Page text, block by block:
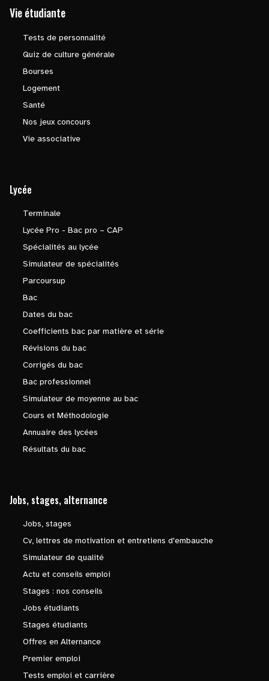
Vie étudiante
Tests de personnalité
Quiz de culture générale
Bourses
Logement
Santé
Nos jeux concours
Vie associative
Lycée
Terminale
Lycée Pro - Bac pro – CAP
Spécialités au lycée
Simulateur de spécialités
Parcoursup
Bac
Dates du bac
Coefficients bac par matière et série
Révisions du bac
Corrigés du bac
Bac professionnel
Simulateur de moyenne au bac
Cours et Méthodologie
Annuaire des lycées
Résultats du bac
Jobs, stages, alternance
Jobs, stages
Cv, lettres de motivation et entretiens d'embauche
Simulateur de qualité
Actu et conseils emploi
Stages : nos conseils
Jobs étudiants
Stages étudiants
Offres en Alternance
Premier emploi
Tests emploi et carrière